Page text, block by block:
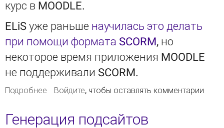
курс в MOODLE.
ELiS уже раньше научилась это делать
при помощи формата SCORM, но
некоторое время приложения MOODLE
не поддерживали SCORM.
Подробнее о Встроенные учебники в Moodle Desktop
Войдите, чтобы оставлять комментарии
Генерация подсайтов